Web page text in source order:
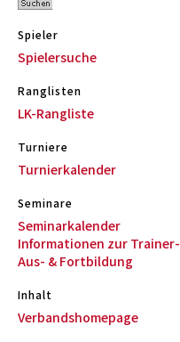
Spieler
Spielersuche
Ranglisten
LK-Rangliste
Turniere
Turnierkalender
Seminare
Seminarkalender
Informationen zur Trainer-
Aus- & Fortbildung
Inhalt
Verbandshomepage